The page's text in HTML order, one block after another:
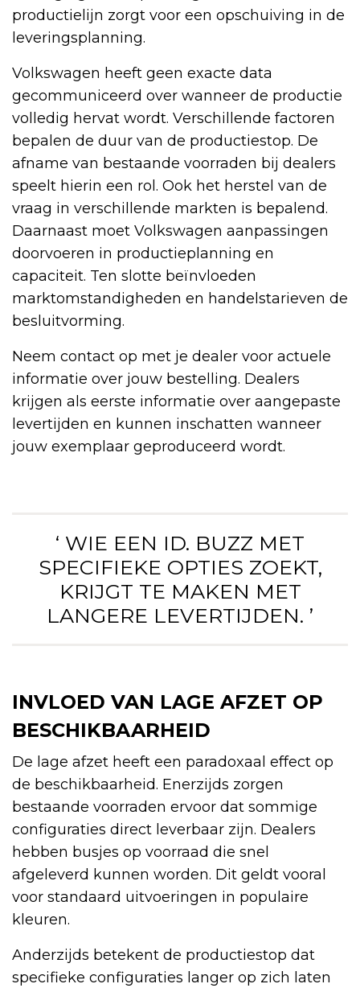
productielijn zorgt voor een opschuiving in de
leveringsplanning.
Volkswagen heeft geen exacte data
gecommuniceerd over wanneer de productie
volledig hervat wordt. Verschillende factoren
bepalen de duur van de productiestop. De
afname van bestaande voorraden bij dealers
speelt hierin een rol. Ook het herstel van de
vraag in verschillende markten is bepalend.
Daarnaast moet Volkswagen aanpassingen
doorvoeren in productieplanning en
capaciteit. Ten slotte beïnvloeden
marktomstandigheden en handelstarieven de
besluitvorming.
Neem contact op met je dealer voor actuele
informatie over jouw bestelling. Dealers
krijgen als eerste informatie over aangepaste
levertijden en kunnen inschatten wanneer
jouw exemplaar geproduceerd wordt.
‘ WIE EEN ID. BUZZ MET
SPECIFIEKE OPTIES ZOEKT,
KRIJGT TE MAKEN MET
LANGERE LEVERTIJDEN. ’
INVLOED VAN LAGE AFZET OP
BESCHIKBAARHEID
De lage afzet heeft een paradoxaal effect op
de beschikbaarheid. Enerzijds zorgen
bestaande voorraden ervoor dat sommige
configuraties direct leverbaar zijn. Dealers
hebben busjes op voorraad die snel
afgeleverd kunnen worden. Dit geldt vooral
voor standaard uitvoeringen in populaire
kleuren.
Anderzijds betekent de productiestop dat
specifieke configuraties langer op zich laten